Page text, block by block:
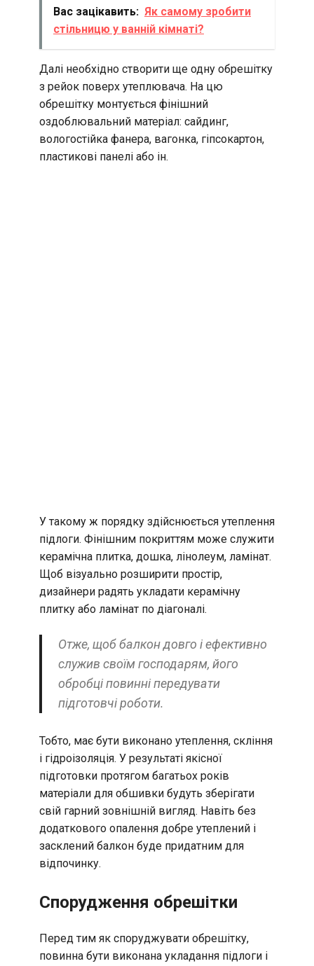
Вас зацікавить: Як самому зробити
стільницю у ванній кімнаті?
Далі необхідно створити ще одну обрешітку
з рейок поверх утеплювача. На цю
обрешітку монтується фінішний
оздоблювальний матеріал: сайдинг,
вологостійка фанера, вагонка, гіпсокартон,
пластикові панелі або ін.
У такому ж порядку здійснюється утеплення
підлоги. Фінішним покриттям може служити
керамічна плитка, дошка, лінолеум, ламінат.
Щоб візуально розширити простір,
дизайнери радять укладати керамічну
плитку або ламінат по діагоналі.
Отже, щоб балкон довго і ефективно
служив своїм господарям, його
обробці повинні передувати
підготовчі роботи.
Тобто, має бути виконано утеплення, скління
і гідроізоляція. У результаті якісної
підготовки протягом багатьох років
матеріали для обшивки будуть зберігати
свій гарний зовнішній вигляд. Навіть без
додаткового опалення добре утеплений і
засклений балкон буде придатним для
відпочинку.
Спорудження обрешітки
Перед тим як споруджувати обрешітку,
повинна бути виконана укладання підлоги і